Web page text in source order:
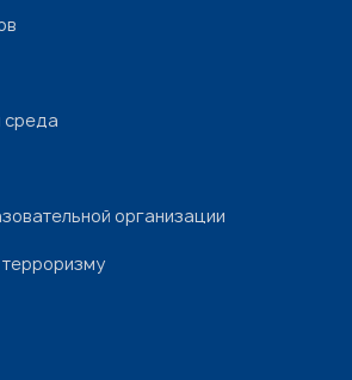
среда
организации